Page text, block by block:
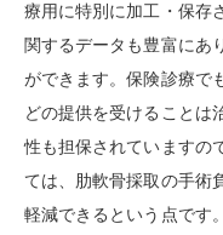
療用に特別に加工・保存
関するデータも豊富にあ
ができます。保険診療で
どの提供を受けることは
性も担保されていますの
ては、肋軟骨採取の手術
軽減できるという点です